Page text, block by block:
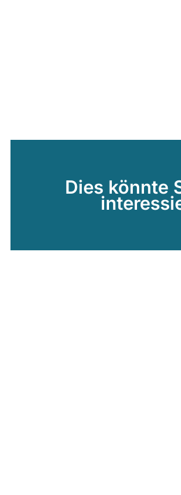
Dies könnte